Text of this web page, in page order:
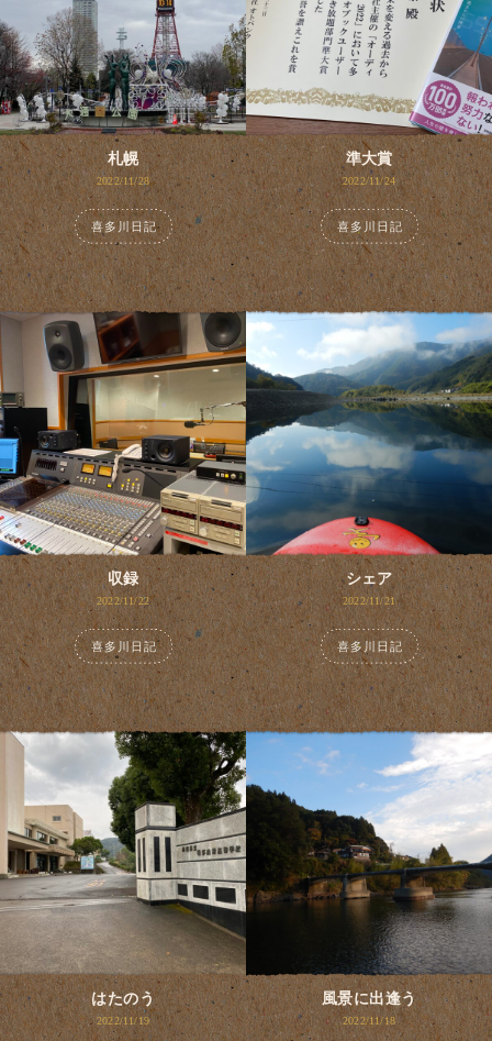
札幌
2022/11/28
喜多川日記
準大賞
2022/11/24
喜多川日記
収録
2022/11/22
喜多川日記
シェア
2022/11/21
喜多川日記
はたのう
2022/11/19
風景に出逢う
2022/11/18